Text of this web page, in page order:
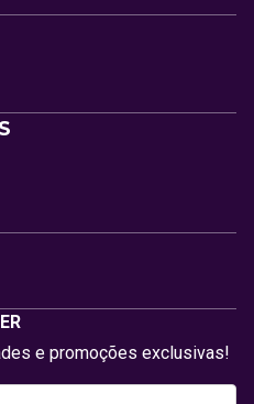
e promoções exclusivas!